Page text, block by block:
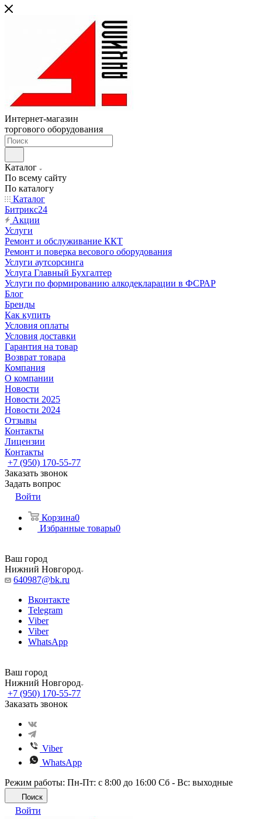
Интернет-магазин
торгового оборудования
Каталог
По всему сайту
По каталогу
Каталог
Битрикс24
Акции
Услуги
Ремонт и обслуживание ККТ
Ремонт и поверка весового оборудования
Услуги аутсорсинга
Услуга Главный Бухгалтер
Услуги по формированию алкодекларации в ФСРАР
Блог
Бренды
Как купить
Условия оплаты
Условия доставки
Гарантия на товар
Возврат товара
Компания
О компании
Новости
Новости 2025
Новости 2024
Отзывы
Контакты
Лицензии
Контакты
+7 (950) 170-55-77
Заказать звонок
Задать вопрос
Войти
Корзина0
Избранные товары0
Ваш город
Нижний Новгород
640987@bk.ru
Вконтакте
Telegram
Viber
Viber
WhatsApp
Ваш город
Нижний Новгород
+7 (950) 170-55-77
Заказать звонок
Viber
WhatsApp
Режим работы: Пн-Пт: с 8:00 до 16:00 Сб - Вс: выходные
Поиск
Войти